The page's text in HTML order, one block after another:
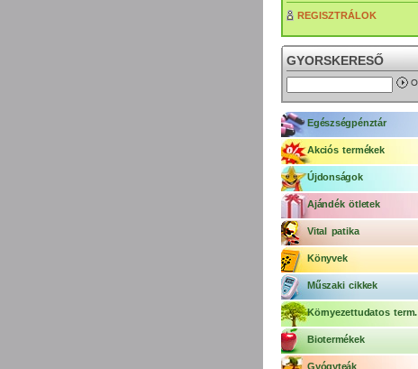
REGISZTRÁLOK
GYORSKERESŐ
Egészségpénztár
Akciós termékek
Újdonságok
Ajándék ötletek
Vital patika
Könyvek
Műszaki cikkek
Környezettudatos term.
Biotermékek
Gyógyteák